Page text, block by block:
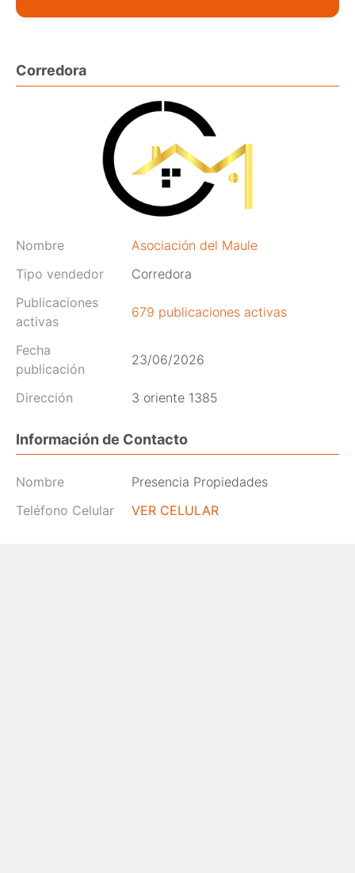
Corredora
Nombre
Asociación del Maule
Tipo vendedor
Corredora
Publicaciones
activas
679 publicaciones activas
Fecha
publicación
23/06/2026
Dirección 3 oriente 1385
Información de Contacto
Nombre
Presencia Propiedades
Teléfono Celular
VER CELULAR